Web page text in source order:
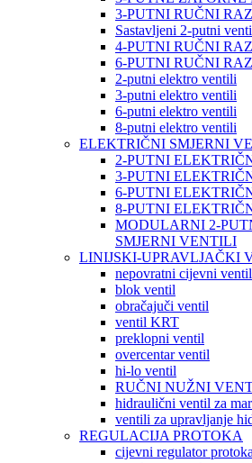
3-PUTNI RUČNI
Sastavljeni 2-putni
4-PUTNI RUČNI
6-PUTNI RUČNI
2-putni elektro ventili
3-putni elektro ventili
6-putni elektro ventili
8-putni elektro ventili
ELEKTRIČNI SMJERNI
2-PUTNI
3-PUTNI
6-PUTNI
8-PUTNI
MODULARNI 2-
SMJERNI VENTILI
LINIJSKI-UPRAVLJAČKI
nepovratni cijevni ventil
blok ventil
obračajuči ventil
ventil KRT
preklopni ventil
overcentar ventil
hi-lo ventil
RUČNI NUŽNI
hidraulični ventil za
ventili za upravljanje
REGULACIJA PROTOKA
cijevni regulator protoka